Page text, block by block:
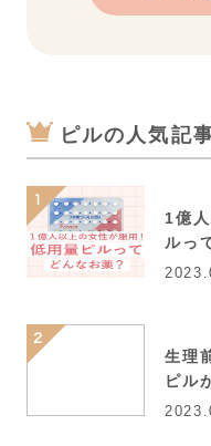
ピルの人気記
1億
ルっ
生理
ピル